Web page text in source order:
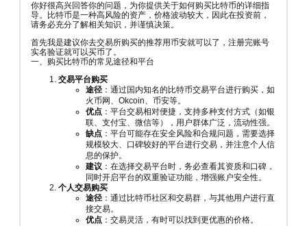
你好很高兴回答你的问题，为你提供关于如何购买比特币的详细指
导。比特币是一种高风险的资产，价格波动较大，因此在投资前，
请务必充分了解相关知识，并谨慎决策。
首先我是建议你去交易所购买的推荐用币安就可以了，注册完账号
实名验证就可以买币了。
一、购买比特币的常见途径和平台
交易平台购买
途径：通过国内知名的比特币交易平台进行购买，如
火币网、Okcoin、币安等。
优点 ：平台交易相对便捷，支持多种支付方式（如银
联、支付宝、微信等），用户群体广泛，流动性强。
缺点 ：平台可能存在安全风险和合规问题，需要选择
规模较大、口碑较好的平台进行交易，并注意个人信
息的保护。
建议 ：在选择交易平台时，务必查看其资质和口碑，
同时开启平台的双重验证功能，增强账户安全性。
个人交易购买
途径：通过比特币社区和交易群，与其他用户进行直
接交易。
优点 ：交易灵活，有时可以找到更优惠的价格。